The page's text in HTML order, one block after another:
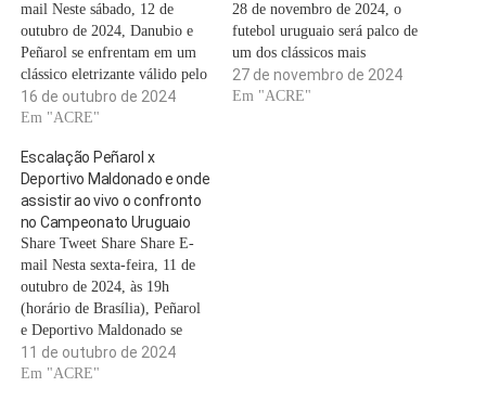
mail Neste sábado, 12 de
outubro de 2024, Danubio e
Peñarol se enfrentam em um
clássico eletrizante válido pelo
Campeonato Uruguaio, às 15h
(horário de Brasília). A partida
ambas as equipes lutando pela
liderança da competição. Este
encontro ocorre pela 8ª
rodada…
16 de outubro de 2024
Em "ACRE"
28 de novembro de 2024, o
futebol uruguaio será palco de
um dos clássicos mais
esperados do ano. Danubio e
Nacional se enfrentam em uma
27 de novembro de 2024
Em "ACRE"
Escalação Peñarol x
Deportivo Maldonado e onde
assistir ao vivo o confronto
no Campeonato Uruguaio
Share Tweet Share Share E-
mail Nesta sexta-feira, 11 de
outubro de 2024, às 19h
(horário de Brasília), Peñarol
e Deportivo Maldonado se
enfrentam no Estádio
Campeón del Siglo, em
11 de outubro de 2024
Em "ACRE"